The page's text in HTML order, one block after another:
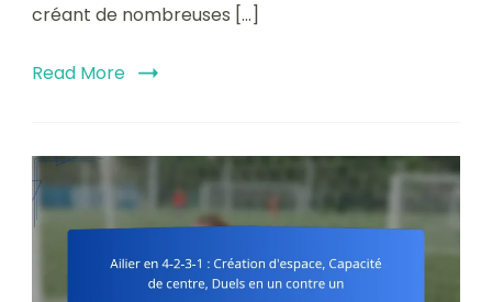
créant de nombreuses […]
Read More